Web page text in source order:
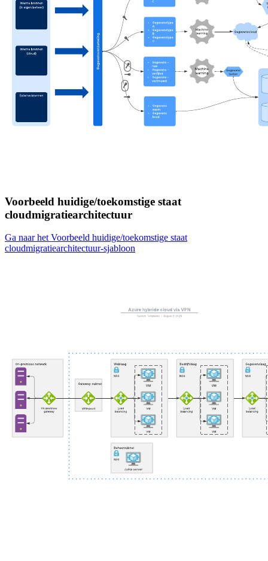
Voorbeeld huidige/toekomstige staat
cloudmigratiearchitectuur
Ga naar het Voorbeeld huidige/toekomstige staat
cloudmigratiearchitectuur-sjabloon